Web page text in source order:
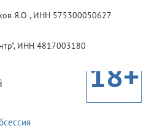
Я.О , ИНН 575300050627
ИНН 4817003180
18+